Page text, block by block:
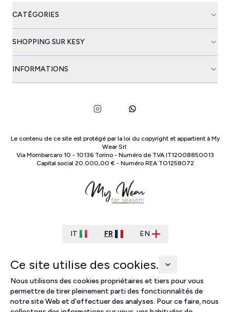
CATÉGORIES
SHOPPING SUR KESY
INFORMATIONS
Le contenu de ce site est protégé par la loi du copyright et appartient à My
Wear Srl.
Via Mombarcaro 10 - 10136 Torino- Numéro de TVA IT12008850013
Capital social 20.000,00 € - Numéro REA TO1258072
IT FR EN
Ce site utilise des cookies.
Nous utilisons des cookies propriétaires et tiers pour vous
permettre de tirer pleinement parti des fonctionnalités de
notre site Web et d'effectuer des analyses. Pour ce faire, nous